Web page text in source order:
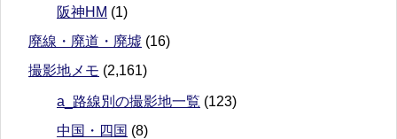
阪神HM (1)
廃線・廃道・廃墟 (16)
撮影地メモ (2,161)
a_路線別の撮影地一覧 (123)
中国・四国 (8)